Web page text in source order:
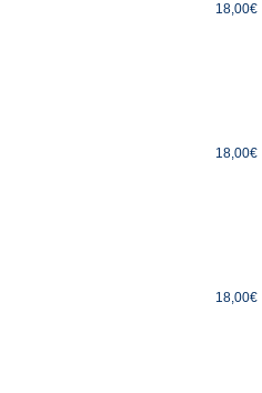
18,00€
18,00€
18,00€